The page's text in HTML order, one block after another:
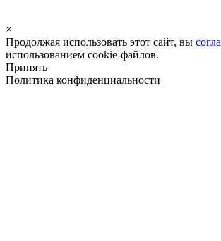
×
Продолжая использовать этот сайт, вы
использованием cookie-файлов.
Принять
Политика конфиденциальности